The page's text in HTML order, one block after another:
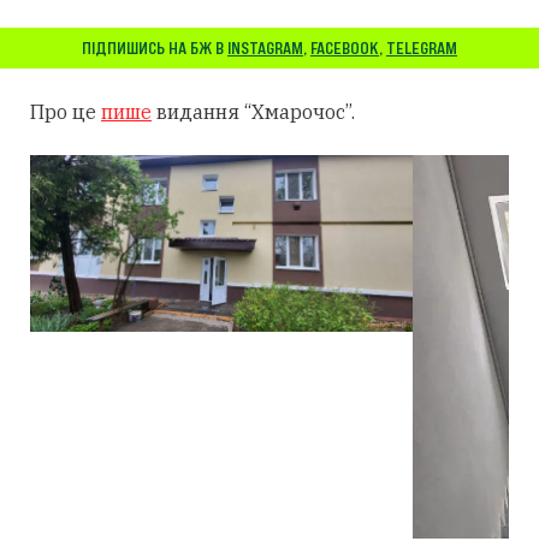
ПІДПИШИСЬ НА БЖ В INSTAGRAM, FACEBOOK, TELEGRAM
Про це пише видання “Хмарочос”.